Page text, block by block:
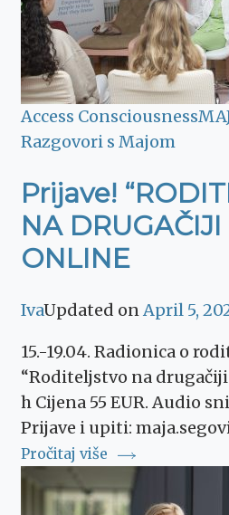
Access Consciousness
Razgovori s Majom
Prijave!
NA DRUGAČIJI
ONLINE
IvaUpdated onApril 5,
15.-19.04. Radionica o
“Roditeljstvo na drugačiji
h Cijena 55 EUR. Audio
Prijave i upiti:
Pročitaj više